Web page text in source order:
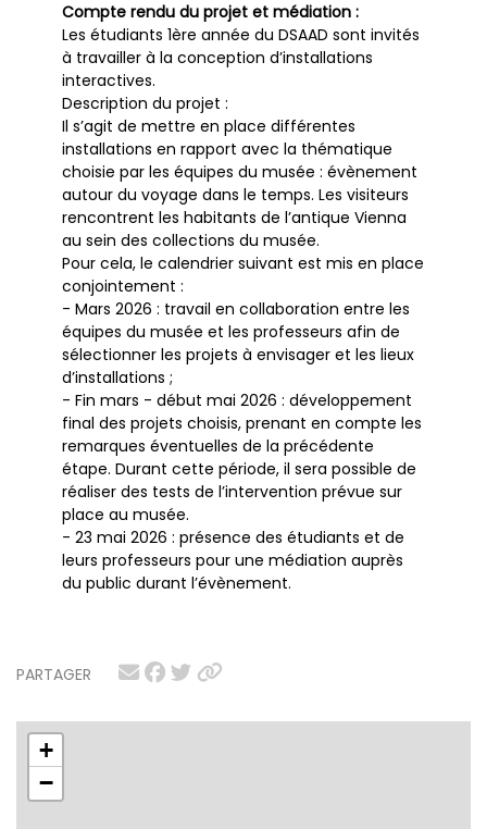
PARTAGER
+
−
Compte rendu du projet et médiation :
Les étudiants 1ère année du DSAAD sont invités
à travailler à la conception d’installations
interactives.
Description du projet :
Il s’agit de mettre en place différentes
installations en rapport avec la thématique
choisie par les équipes du musée : évènement
autour du voyage dans le temps. Les visiteurs
rencontrent les habitants de l’antique Vienna
au sein des collections du musée.
Pour cela, le calendrier suivant est mis en place
conjointement :
- Mars 2026 : travail en collaboration entre les
équipes du musée et les professeurs afin de
sélectionner les projets à envisager et les lieux
d’installations ;
- Fin mars - début mai 2026 : développement
final des projets choisis, prenant en compte les
remarques éventuelles de la précédente
étape. Durant cette période, il sera possible de
réaliser des tests de l’intervention prévue sur
place au musée.
- 23 mai 2026 : présence des étudiants et de
leurs professeurs pour une médiation auprès
du public durant l’évènement.